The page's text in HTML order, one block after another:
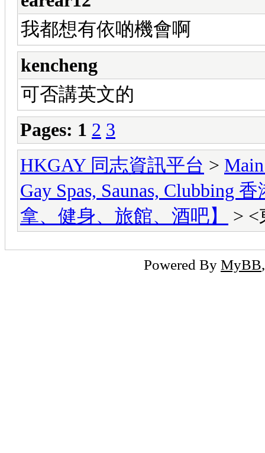
我都想有依啲機會啊
kencheng
可否講英文的
Pages: 1 2 3
HKGAY 同志資訊平台 >
Gay Spas, Saunas, Clubbing
拿、健身、旅館、酒吧】
> <
Powered By MyBB